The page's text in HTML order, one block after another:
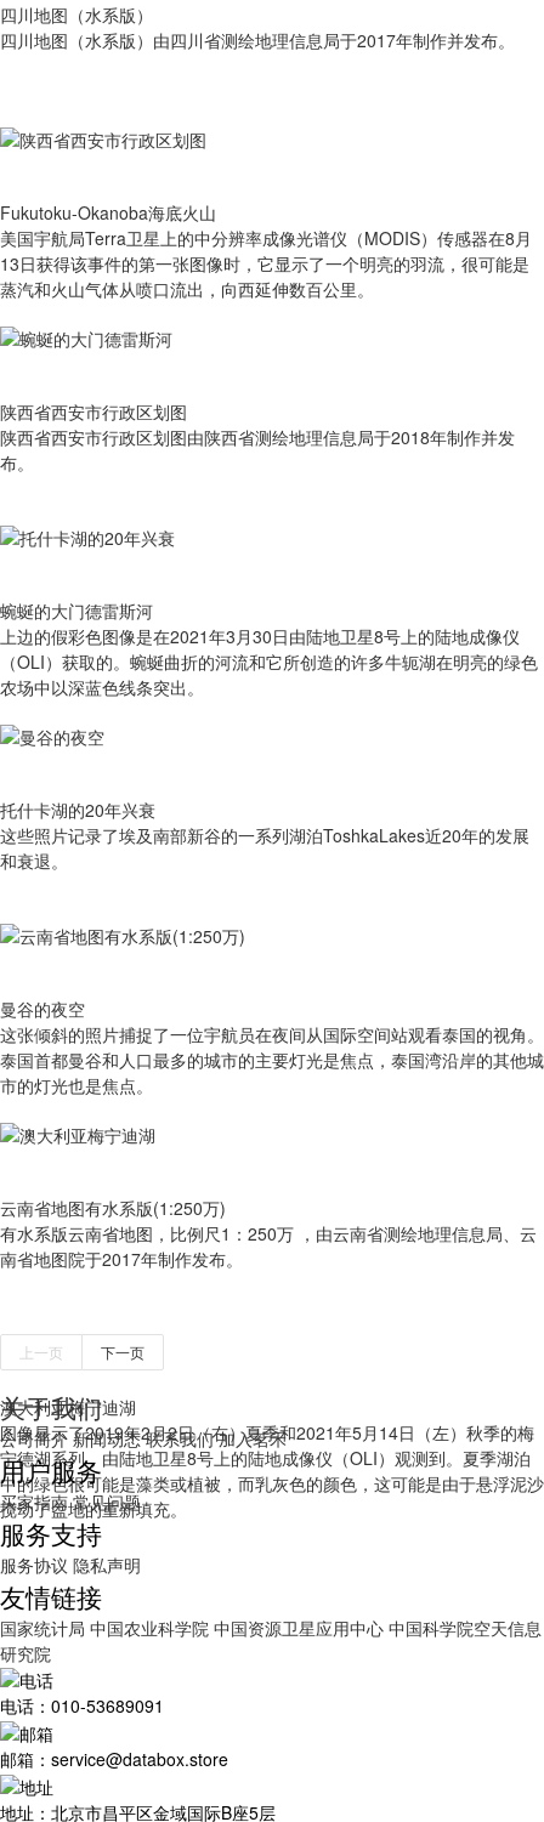
四川地图（水系版）
四川地图（水系版）由四川省测绘地理信息局于2017年制作并发布。
Fukutoku-Okanoba海底火山
美国宇航局Terra卫星上的中分辨率成像光谱仪（MODIS）传感器在8月
13日获得该事件的第一张图像时，它显示了一个明亮的羽流，很可能是
蒸汽和火山气体从喷口流出，向西延伸数百公里。
陕西省西安市行政区划图
陕西省西安市行政区划图由陕西省测绘地理信息局于2018年制作并发
布。
蜿蜒的大门德雷斯河
上边的假彩色图像是在2021年3月30日由陆地卫星8号上的陆地成像仪
（OLI）获取的。蜿蜒曲折的河流和它所创造的许多牛轭湖在明亮的绿色
农场中以深蓝色线条突出。
托什卡湖的20年兴衰
这些照片记录了埃及南部新谷的一系列湖泊ToshkaLakes近20年的发展
和衰退。
曼谷的夜空
这张倾斜的照片捕捉了一位宇航员在夜间从国际空间站观看泰国的视角。
泰国首都曼谷和人口最多的城市的主要灯光是焦点，泰国湾沿岸的其他城
市的灯光也是焦点。
云南省地图有水系版(1:250万)
有​水系版云南省地图，比例尺1：250万 ，由云南省测绘地理信息局、云
南省地图院于2017年制作发布。
澳大利亚梅宁迪湖
图像显示了2019年2月2日（右）夏季和2021年5月14日（左）秋季的梅
宁德湖系列，由陆地卫星8号上的陆地成像仪（OLI）观测到。夏季湖泊
中的绿色很可能是藻类或植被，而乳灰色的颜色，这可能是由于悬浮泥沙
搅动了盆地的重新填充。
上一页 下一页
关于我们
公司简介 新闻动态 联系我们 加入茗禾
用户服务
买家指南 常见问题
服务支持
服务协议 隐私声明
友情链接
国家统计局 中国农业科学院 中国资源卫星应用中心 中国科学院空天信息
研究院
电话：010-53689091
邮箱：service@databox.store
地址：北京市昌平区金域国际B座5层